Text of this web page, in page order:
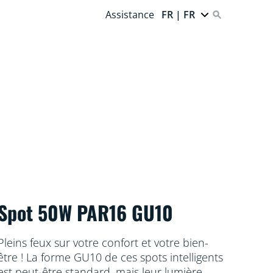
Assistance FR | FR
50W PAR16 GU10
feux sur votre confort et votre bien-
! La forme GU10 de ces spots intelligents